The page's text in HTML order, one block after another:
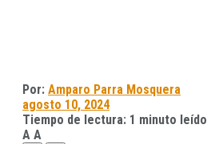
Por: Amparo Parra Mosquera
agosto 10, 2024
Tiempo de lectura: 1 minuto leído
A A